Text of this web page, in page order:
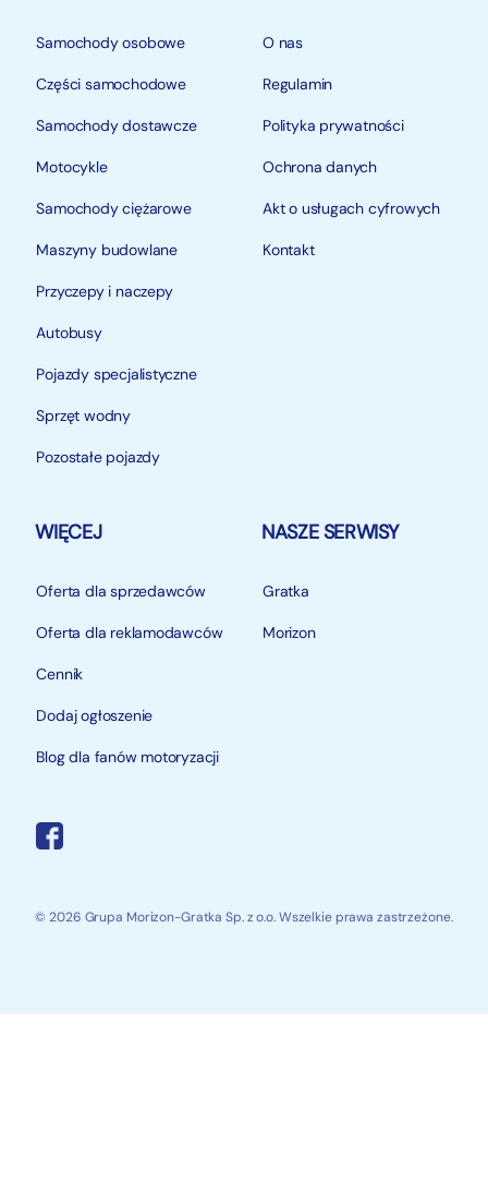
Samochody osobowe
Części samochodowe
Samochody dostawcze
Motocykle
Samochody ciężarowe
Maszyny budowlane
Przyczepy i naczepy
Autobusy
Pojazdy specjalistyczne
Sprzęt wodny
Pozostałe pojazdy
O nas
Regulamin
Polityka prywatności
Ochrona danych
Akt o usługach cyfrowych
Kontakt
WIĘCEJ
Oferta dla sprzedawców
Oferta dla reklamodawców
Cennik
Dodaj ogłoszenie
Blog dla fanów motoryzacji
NASZE SERWISY
Gratka
Morizon
© 2026 Grupa Morizon-Gratka Sp. z o.o. Wszelkie prawa zastrzeżone.